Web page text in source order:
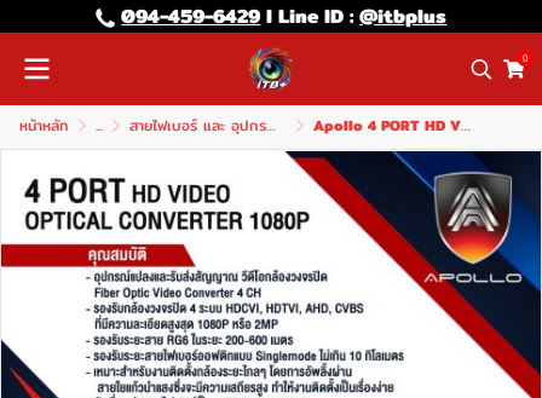
094-459-6429l Line lD :@itbplus
0
หน้าหลัก ... สายไฟเบอร์ และ อุปกรณ์ไฟเบอร์ Apollo 4 PORT HD VIDEO OPTICAL CONVERTER 1080P